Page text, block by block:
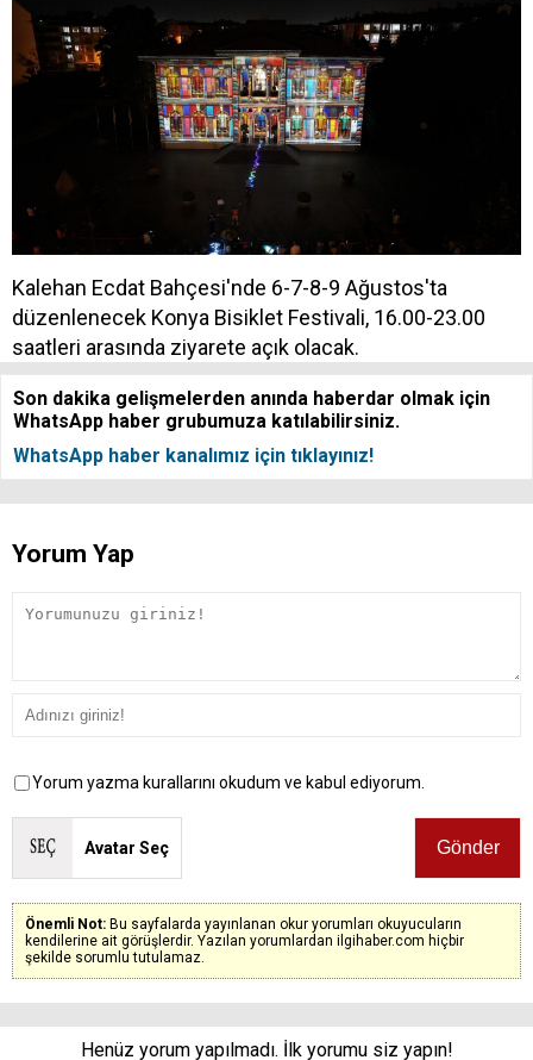
Kalehan Ecdat Bahçesi'nde 6-7-8-9 Ağustos'ta
düzenlenecek Konya Bisiklet Festivali, 16.00-23.00
saatleri arasında ziyarete açık olacak.
Son dakika gelişmelerden anında haberdar olmak için
WhatsApp haber grubumuza katılabilirsiniz.
WhatsApp haber kanalımız için tıklayınız!
Yorum Yap
Yorum yazma kurallarını okudum ve kabul ediyorum.
Avatar Seç
Önemli Not: Bu sayfalarda yayınlanan okur yorumları okuyucuların
kendilerine ait görüşlerdir. Yazılan yorumlardan ilgihaber.com hiçbir
şekilde sorumlu tutulamaz.
Henüz yorum yapılmadı. İlk yorumu siz yapın!